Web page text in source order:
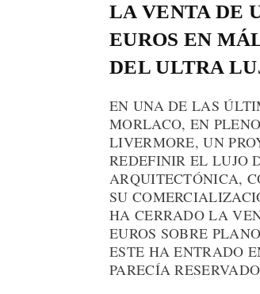
LA VENTA DE
EUROS EN
DEL ULTRA
EN UNA DE LAS
MORLACO, EN
LIVERMORE, UN
REDEFINIR EL LUJO
ARQUITECTÓNICA,
SU
HA CERRADO LA
EUROS SOBRE
ESTE HA ENTRADO
PARECÍA